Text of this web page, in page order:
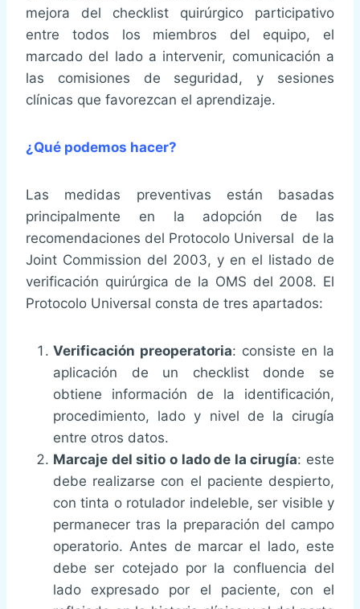
mejora del checklist quirúrgico participativo
entre todos los miembros del equipo, el
marcado del lado a intervenir, comunicación a
las comisiones de seguridad, y sesiones
clínicas que favorezcan el aprendizaje.
¿Qué podemos hacer?
Las medidas preventivas están basadas
principalmente en la adopción de las
recomendaciones del Protocolo Universal de la
Joint Commission del 2003, y en el listado de
verificación quirúrgica de la OMS del 2008. El
Protocolo Universal consta de tres apartados:
Verificación preoperatoria: consiste en la
aplicación de un checklist donde se
obtiene información de la identificación,
procedimiento, lado y nivel de la cirugía
entre otros datos.
Marcaje del sitio o lado de la cirugía: este
debe realizarse con el paciente despierto,
con tinta o rotulador indeleble, ser visible y
permanecer tras la preparación del campo
operatorio. Antes de marcar el lado, este
debe ser cotejado por la confluencia del
lado expresado por el paciente, con el